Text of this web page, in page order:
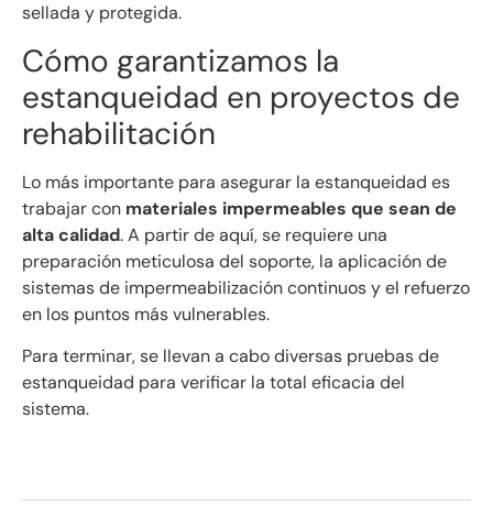
sellada y protegida.
Cómo garantizamos la
estanqueidad en proyectos de
rehabilitación
Lo más importante para asegurar la estanqueidad es
trabajar con materiales impermeables que sean de
alta calidad. A partir de aquí, se requiere una
preparación meticulosa del soporte, la aplicación de
sistemas de impermeabilización continuos y el refuerzo
en los puntos más vulnerables.
Para terminar, se llevan a cabo diversas pruebas de
estanqueidad para verificar la total eficacia del
sistema.